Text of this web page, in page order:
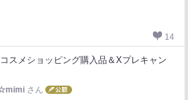
14
スメショッピング購入品＆Xプレキャン
さん